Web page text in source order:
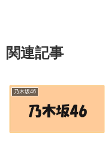
関連記事
乃木坂46